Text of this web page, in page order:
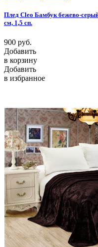
Плед Cleo Бамбук бежево-
см, 1,5 сп.
900 руб.
Добавить
в корзину
Добавить
в избранное